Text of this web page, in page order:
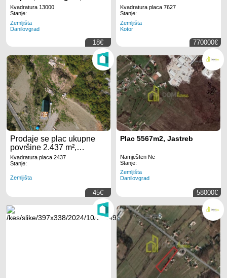
Prodaja
Kvadratura 13000
Stanje:
Zemljišta
Danilovgrad
18€
Kvadratura placa 7627
Stanje:
Zemljišta
Kotor
770000€
Prodaje se plac ukupne
površine 2.437 m²,
smješten u naselju
Doljani, Podgorica.
Kvadratura placa 2437
Stanje:
Zemljišta
45€
Plac 5567m2, Jastreb
Namješten Ne
Stanje:
Zemljišta
Danilovgrad
58000€